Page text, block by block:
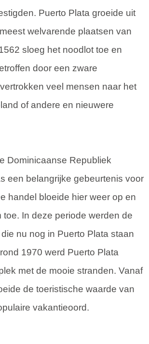
Puerto Plata groeide uit
welvarende plaatsen van
sloeg het noodlot toe en
door een zware
veel mensen naar het
of andere en nieuwere
Dominicaanse Republiek
een belangrijke gebeurtenis voor
handel bloeide hier weer op en
toe. In deze periode werden de
nu nog in Puerto Plata staan
1970 werd Puerto Plata
met de mooie stranden. Vanaf
de toeristische waarde van
vakantieoord.